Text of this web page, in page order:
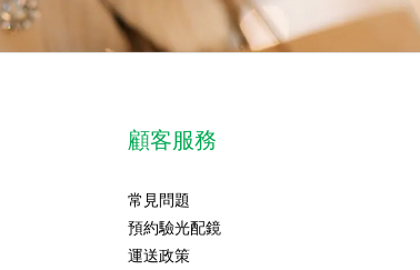
顧客服務
常見問題
預約驗光配鏡
運送政策